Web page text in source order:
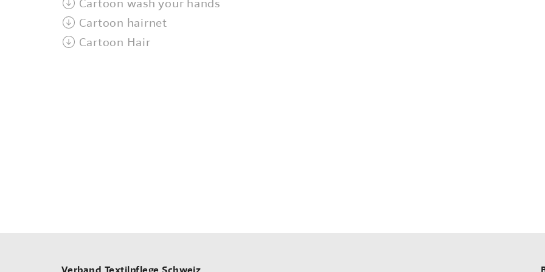
Cartoon wash your hands
Cartoon hairnet
Cartoon Hair